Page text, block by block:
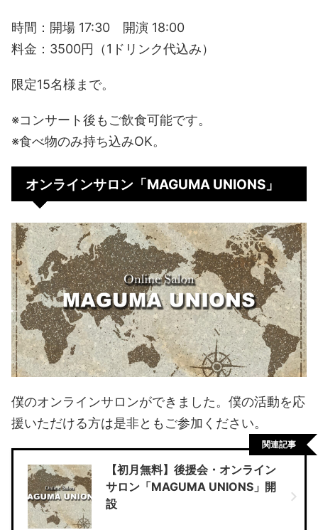
時間：開場 17:30 開演 18:00
料金：3500円（1ドリンク代込み）
限定15名様まで。
※コンサート後もご飲食可能です。
※食べ物のみ持ち込みOK。
オンラインサロン「MAGUMA UNIONS」
僕のオンラインサロンができました。僕の活動を応
援いただける方は是非ともご参加ください。
【初月無料】後援会・オンライン
サロン「MAGUMA UNIONS」開
設
関連記事